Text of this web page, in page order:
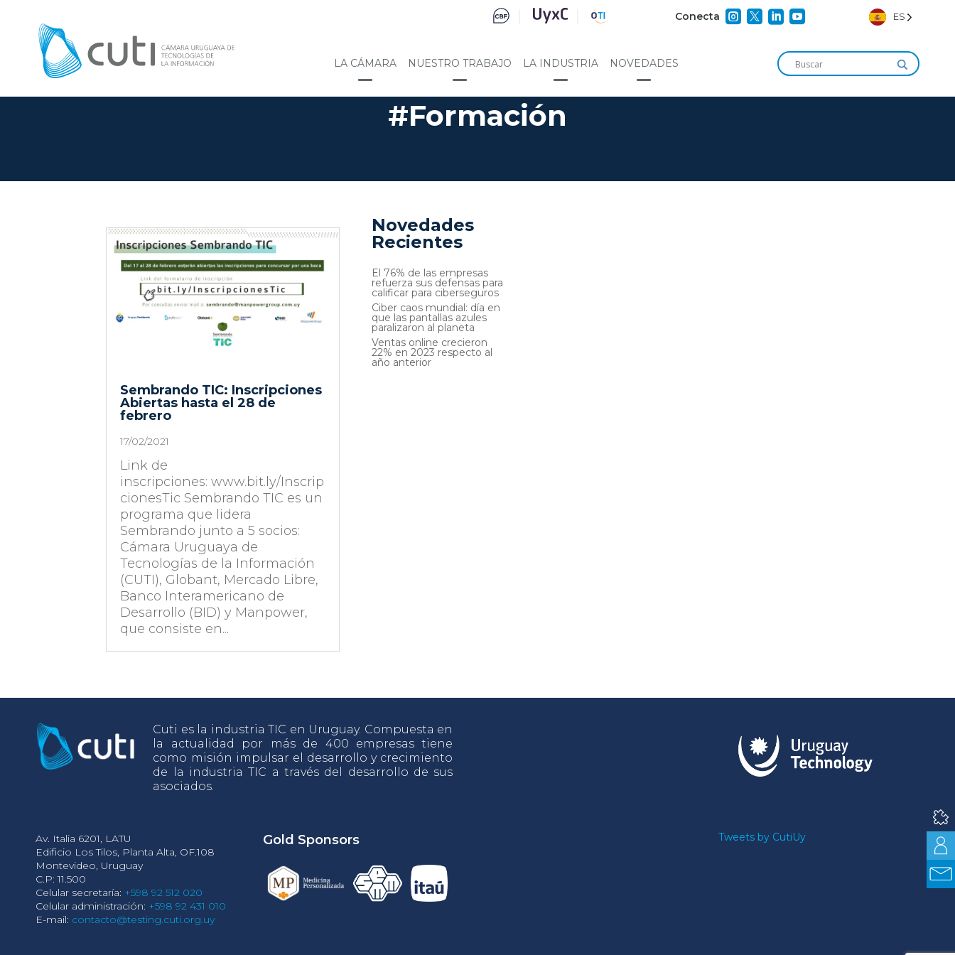
Conecta     ES
LA CÁMARA NUESTRO TRABAJO LA INDUSTRIA NOVEDADES
#Formación
Sembrando TIC: Inscripciones
Abiertas hasta el 28 de
febrero
17/02/2021
Link de
inscripciones: www.bit.ly/Inscrip
cionesTic Sembrando TIC es un
programa que lidera
Sembrando junto a 5 socios:
Cámara Uruguaya de
Tecnologías de la Información
(CUTI), Globant, Mercado Libre,
Banco Interamericano de
Desarrollo (BID) y Manpower,
que consiste en...
Novedades
Recientes
El 76% de las empresas
refuerza sus defensas para
calificar para ciberseguros
Ciber caos mundial: día en
que las pantallas azules
paralizaron al planeta
Ventas online crecieron
22% en 2023 respecto al
año anterior
Cuti es la industria TIC en Uruguay. Compuesta en
la actualidad por más de 400 empresas tiene
como misión impulsar el desarrollo y crecimiento
de la industria TIC a través del desarrollo de sus
asociados.
Av. Italia 6201, LATU
Edificio Los Tilos, Planta Alta, OF.108
Montevideo, Uruguay
C.P: 11.500
Celular secretaría: +598 92 512 020
Celular administración: +598 92 431 010
E-mail: contacto@testing.cuti.org.uy
Gold Sponsors Tweets by CutiUy